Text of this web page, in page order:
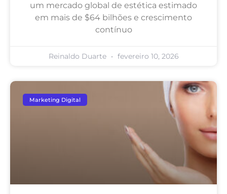
um mercado global de estética estimado
em mais de $64 bilhões e crescimento
contínuo
Reinaldo Duarte fevereiro 10, 2026
Marketing Digital